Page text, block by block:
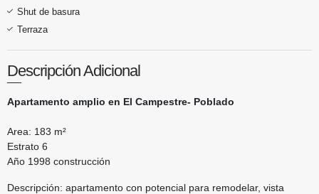
Shut de basura
Terraza
Descripción Adicional
Apartamento amplio en El Campestre- Poblado
Area: 183 m²
Estrato 6
Año 1998 construcción
Descripción: apartamento con potencial para remodelar, vista